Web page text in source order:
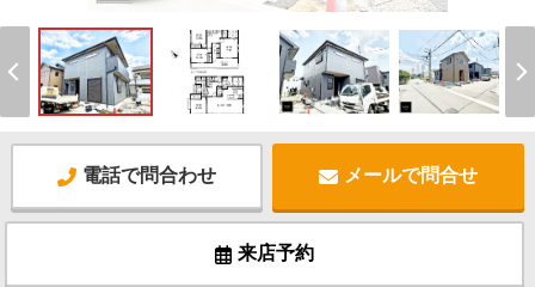
電話で問合わせ メールで問合せ
来店予約